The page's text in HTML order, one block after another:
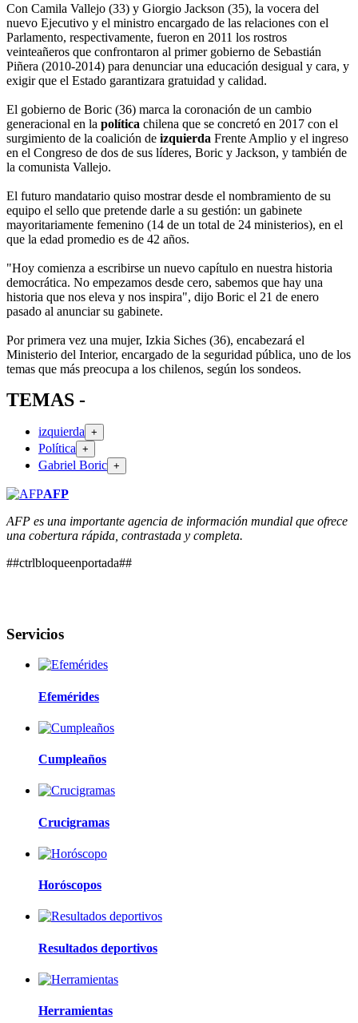
Con Camila Vallejo (33) y Giorgio Jackson (35), la vocera del
nuevo Ejecutivo y el ministro encargado de las relaciones con el
Parlamento, respectivamente, fueron en 2011 los rostros
veinteañeros que confrontaron al primer gobierno de Sebastián
Piñera (2010-2014) para denunciar una educación desigual y cara, y
exigir que el Estado garantizara gratuidad y calidad.
El gobierno de Boric (36) marca la coronación de un cambio
generacional en la política chilena que se concretó en 2017 con el
surgimiento de la coalición de izquierda Frente Amplio y el ingreso
en el Congreso de dos de sus líderes, Boric y Jackson, y también de
la comunista Vallejo.
El futuro mandatario quiso mostrar desde el nombramiento de su
equipo el sello que pretende darle a su gestión: un gabinete
mayoritariamente femenino (14 de un total de 24 ministerios), en el
que la edad promedio es de 42 años.
"Hoy comienza a escribirse un nuevo capítulo en nuestra historia
democrática. No empezamos desde cero, sabemos que hay una
historia que nos eleva y nos inspira", dijo Boric el 21 de enero
pasado al anunciar su gabinete.
Por primera vez una mujer, Izkia Siches (36), encabezará el
Ministerio del Interior, encargado de la seguridad pública, uno de los
temas que más preocupa a los chilenos, según los sondeos.
TEMAS -
izquierda +
Política +
Gabriel Boric +
AFP
AFP es una importante agencia de información mundial que ofrece
una cobertura rápida, contrastada y completa.
##ctrlbloqueenportada##
Servicios
Efemérides
Cumpleaños
Crucigramas
Horóscopos
Resultados deportivos
Herramientas